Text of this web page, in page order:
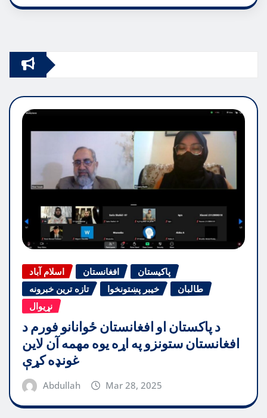
اسلام آباد افغانستان
پاکیستان
تازه ترین خبرونه
خیبر پښتونخوا
طالبان
نړیوال
د پاکستان او افغانستان ځوانانو فورم د
افغانستان ستونزو په اړه یوه مهمه آن لاین
غونډه کړې
Abdullah Mar 28, 2025